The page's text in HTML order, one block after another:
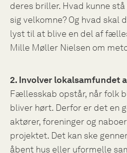
deres briller. Hvad kunne
sig velkomne? Og hvad skal
lyst til at blive en del af
Mille Møller Nielsen om
2. Involver lokalsamfundet
Fællesskab opstår, når folk
bliver hørt. Derfor er det en
aktører, foreninger og
projektet. Det kan ske
åbent hus eller uformelle